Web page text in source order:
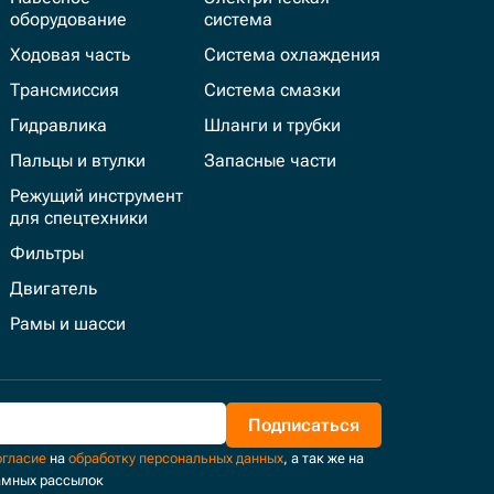
оборудование
Ходовая часть
Трансмиссия
Гидравлика
Пальцы и втулки
Режущий инструмент
для спецтехники
Фильтры
Двигатель
Рамы и шасси
система
Система охлаждения
Система смазки
Шланги и трубки
Запасные части
Подписаться
на обработку персональных данных, а так же на
рассылок